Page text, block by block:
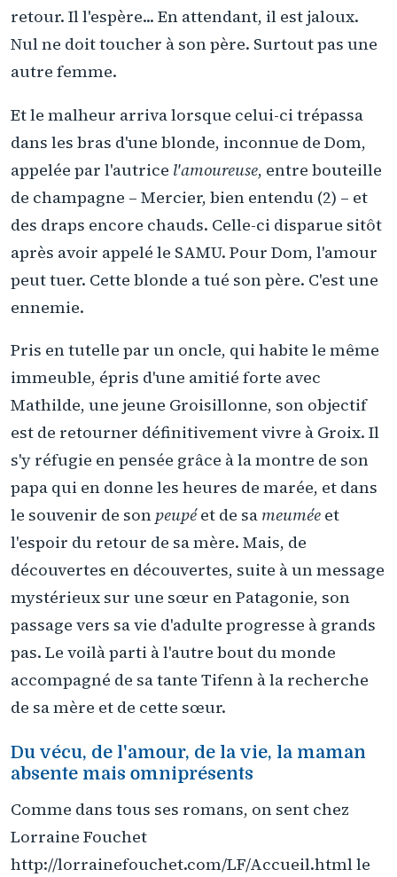
retour. Il l'espère... En attendant, il est jaloux.
Nul ne doit toucher à son père. Surtout pas une
autre femme.
Et le malheur arriva lorsque celui-ci trépassa
dans les bras d'une blonde, inconnue de Dom,
appelée par l'autrice l'amoureuse, entre bouteille
de champagne – Mercier, bien entendu (2) – et
des draps encore chauds. Celle-ci disparue sitôt
après avoir appelé le SAMU. Pour Dom, l'amour
peut tuer. Cette blonde a tué son père. C'est une
ennemie.
Pris en tutelle par un oncle, qui habite le même
immeuble, épris d'une amitié forte avec
Mathilde, une jeune Groisillonne, son objectif
est de retourner définitivement vivre à Groix. Il
s'y réfugie en pensée grâce à la montre de son
papa qui en donne les heures de marée, et dans
le souvenir de son peupéet de sa meumée et
l'espoir du retour de sa mère. Mais, de
découvertes en découvertes, suite à un message
mystérieux sur une sœur en Patagonie, son
passage vers sa vie d'adulte progresse à grands
pas. Le voilà parti à l'autre bout du monde
accompagné de sa tante Tifenn à la recherche
de sa mère et de cette sœur.
Du vécu, de l'amour, de la vie, la maman
absente mais omniprésents
Comme dans tous ses romans, on sent chez
Lorraine Fouchet
http://lorrainefouchet.com/LF/Accueil.html le